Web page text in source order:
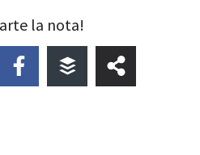
la nota!